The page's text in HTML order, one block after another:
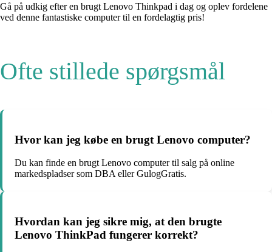
Gå på udkig efter en brugt Lenovo Thinkpad i dag og oplev fordelene
ved denne fantastiske computer til en fordelagtig pris!
Ofte stillede spørgsmål
Hvor kan jeg købe en brugt Lenovo computer?
Du kan finde en brugt Lenovo computer til salg på online
markedspladser som DBA eller GulogGratis.
Hvordan kan jeg sikre mig, at den brugte
Lenovo ThinkPad fungerer korrekt?